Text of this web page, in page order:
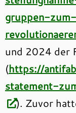
gruppen-
und 2024 der
(https://
statement-
). Zuvor